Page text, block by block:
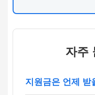
자주
지원금은 언제 받